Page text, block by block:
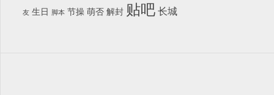
友 生日 脚本 节操 萌否 解封 贴吧长城